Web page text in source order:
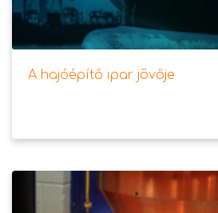
A hajóépítő ipar jövője